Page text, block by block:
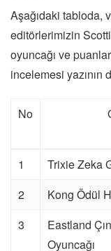
Aşağıdaki tabloda,
editörlerimizin
oyuncağı ve
incelemesi yazının
No
1
Trixie Zeka
2
Kong Ödül
3
Eastland
Oyuncağı